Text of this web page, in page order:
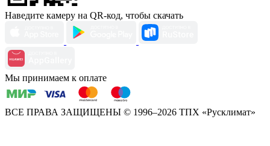
Наведите камеру на QR-код, чтобы скачать
Мы принимаем к оплате
ВСЕ ПРАВА ЗАЩИЩЕНЫ © 1996–2026 ТПХ «Русклимат»